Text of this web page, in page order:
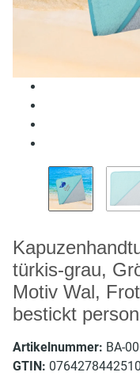
türkis-grau,
Motiv Wal,
bestickt
Artikelnummer: BA-
GTIN: 0764278442510